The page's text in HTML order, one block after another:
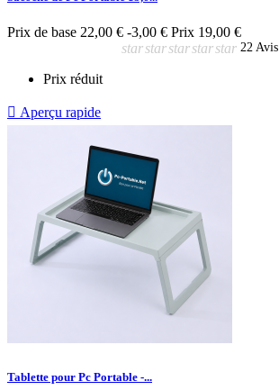
Prix de base 22,00 € -3,00 € Prix 19,00 €
starstarstarstarstar 22 Avis
Prix réduit
 Aperçu rapide
Tablette pour Pc Portable -...